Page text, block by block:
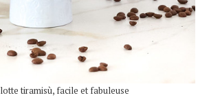
tiramisù, facile et fabuleuse